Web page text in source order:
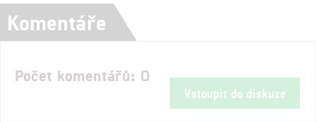
Komentáře
Počet komentářů: 0
Vstoupit do diskuze